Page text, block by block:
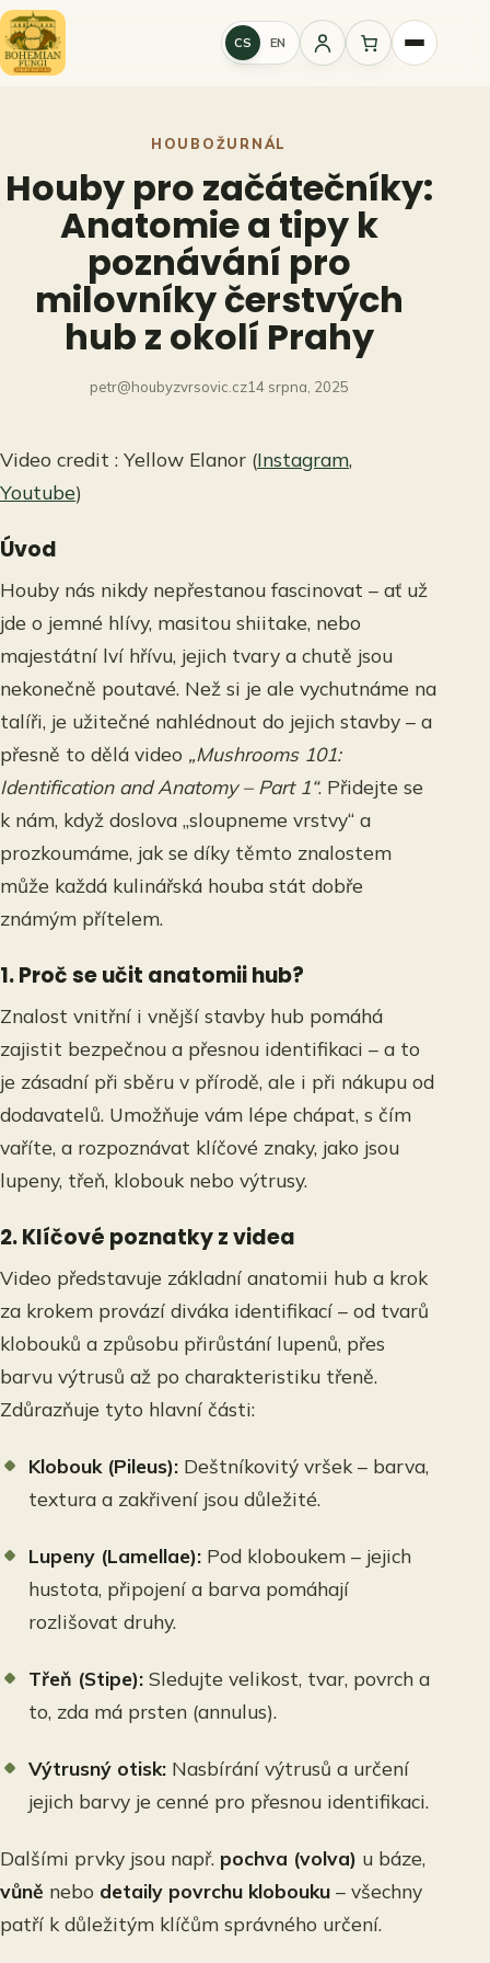
Přeskočit
na
obsah
CS EN
Přihlášení
HOUBOŽURNÁL
Houby pro začátečníky:
Anatomie a tipy k
poznávání pro
milovníky čerstvých
hub z okolí Prahy
petr@houbyzvrsovic.cz14 srpna, 2025
Video credit : Yellow Elanor (Instagram,
Youtube)
Úvod
Houby nás nikdy nepřestanou fascinovat – ať už
jde o jemné hlívy, masitou shiitake, nebo
majestátní lví hřívu, jejich tvary a chutě jsou
nekonečně poutavé. Než si je ale vychutnáme na
talíři, je užitečné nahlédnout do jejich stavby – a
přesně to dělá video „Mushrooms 101:
Identification and Anatomy – Part 1“. Přidejte se
k nám, když doslova „sloupneme vrstvy“ a
prozkoumáme, jak se díky těmto znalostem
může každá kulinářská houba stát dobře
známým přítelem.
1. Proč se učit anatomii hub?
Znalost vnitřní i vnější stavby hub pomáhá
zajistit bezpečnou a přesnou identifikaci – a to
je zásadní při sběru v přírodě, ale i při nákupu od
dodavatelů. Umožňuje vám lépe chápat, s čím
vaříte, a rozpoznávat klíčové znaky, jako jsou
lupeny, třeň, klobouk nebo výtrusy.
2.Klíčové poznatky z videa
Video představuje základní anatomii hub a krok
za krokem provází diváka identifikací – od tvarů
klobouků a způsobu přirůstání lupenů, přes
barvu výtrusů až po charakteristiku třeně.
Zdůrazňuje tyto hlavní části:
Klobouk (Pileus): Deštníkovitý vršek – barva,
textura a zakřivení jsou důležité.
Lupeny (Lamellae): Pod kloboukem – jejich
hustota, připojení a barva pomáhají
rozlišovat druhy.
Třeň (Stipe): Sledujte velikost, tvar, povrch a
to, zda má prsten (annulus).
Výtrusný otisk: Nasbírání výtrusů a určení
jejich barvy je cenné pro přesnou identifikaci.
Dalšími prvky jsou např. pochva (volva) u báze,
vůně nebo detaily povrchu klobouku – všechny
patří k důležitým klíčům správného určení.